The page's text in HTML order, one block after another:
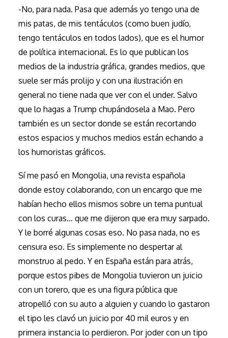
-No, para nada. Pasa que además yo tengo una de
mis patas, de mis tentáculos (como buen judío,
tengo tentáculos en todos lados), que es el humor
de política internacional. Es lo que publican los
medios de la industria gráfica, grandes medios, que
suele ser más prolijo y con una ilustración en
general no tiene nada que ver con el under. Salvo
que lo hagas a Trump chupándosela a Mao. Pero
también es un sector donde se están recortando
estos espacios y muchos medios están echando a
los humoristas gráficos.
Sí me pasó en Mongolia, una revista española
donde estoy colaborando, con un encargo que me
habían hecho ellos mismos sobre un tema puntual
con los curas… que me dijeron que era muy sarpado.
Y le borré algunas cosas eso. No pasa nada, no es
censura eso. Es simplemente no despertar al
monstruo al pedo. Y en España están para atrás,
porque estos pibes de Mongolia tuvieron un juicio
con un torero, que es una figura pública que
atropelló con su auto a alguien y cuando lo gastaron
el tipo les clavó un juicio por 40 mil euros y en
primera instancia lo perdieron. Por joder con un tipo